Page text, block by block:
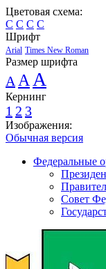
Цветовая схема:
C C C C
Шрифт
Arial Times New Roman
Размер шрифта
A A A
Кернинг
1 2 3
Изображения:
Обычная версия
Федеральные
Совет